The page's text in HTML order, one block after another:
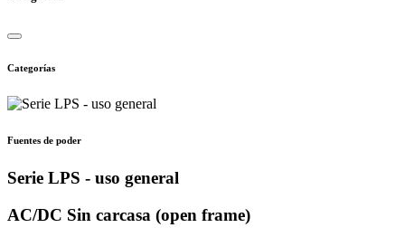
Categorías
Fuentes de poder
Serie LPS - uso general
AC/DC Sin carcasa (open frame)